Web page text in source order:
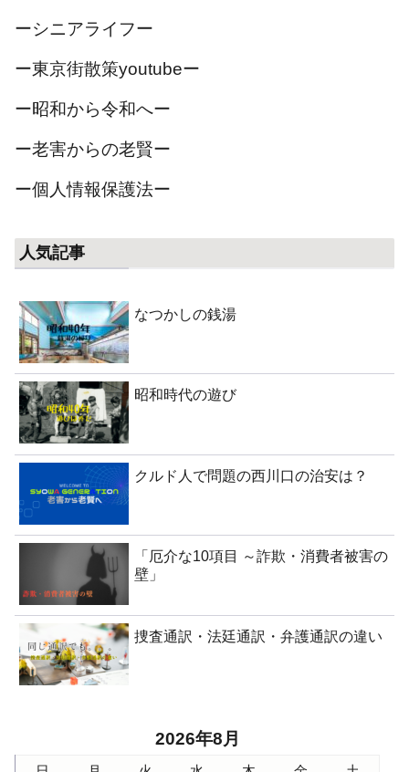
ーシニアライフー
ー東京街散策youtubeー
ー昭和から令和へー
ー老害からの老賢ー
ー個人情報保護法ー
人気記事
なつかしの銭湯
昭和時代の遊び
クルド人で問題の西川口の治安は？
「厄介な10項目 ～詐欺・消費者被害の
壁」
捜査通訳・法廷通訳・弁護通訳の違い
2026年8月